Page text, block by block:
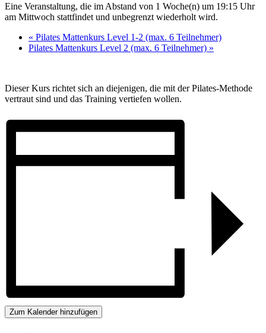
Eine Veranstaltung, die im Abstand von 1 Woche(n) um 19:15 Uhr
am Mittwoch stattfindet und unbegrenzt wiederholt wird.
« Pilates Mattenkurs Level 1-2 (max. 6 Teilnehmer)
Pilates Mattenkurs Level 2 (max. 6 Teilnehmer) »
Dieser Kurs richtet sich an diejenigen, die mit der Pilates-Methode
vertraut sind und das Training vertiefen wollen.
Zum Kalender hinzufügen